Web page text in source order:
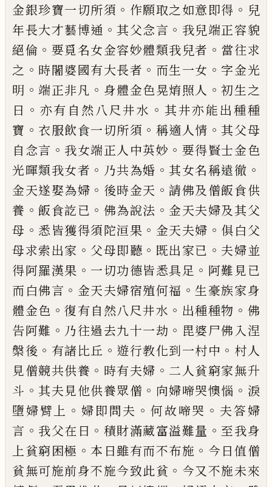
金銀珍寶一切所須 。 作願取之如意即得 。 兒
年長大才藝博通 。其父念言 。 我兒端正容貌
絕倫 。 要覓名女金容妙體類我兒者 。 當往求
之 。 時闍婆國有大長者 。 而生一女 。 字金光
明 。 端正非凡 。 身體金色晃焴照人 。初生之
日 。 亦有自然八尺井水 。 其井亦能出種種
寶 。 衣服飲食一切所須 。 稱適人情 。其父母
自念言 。 我女端正人中英妙 。 要得賢士金色
光暉類我女者 。 乃共為婚 。其女名稱遠徹 。
金天遂娶為婦 。 後時金天 。請佛及僧飯食供
養 。飯食訖已 。 佛為說法 。 金天夫婦及其父
母 。 悉皆獲得須陀洹果 。 金天夫婦 。 俱白父
母求索出家 。 父母即聽 。 既出家已 。 夫婦並
得阿羅漢果 。 一切功德皆悉具足 。 阿難見已
而白佛言 。 金天夫婦宿殖何福 。生豪族家身
體金色 。復有自然八尺井水 。 出種種物 。 佛
告阿難 。 乃往過去九十一劫 。 毘婆尸佛入涅
槃後 。 有諸比丘 。 遊行教化到一村中 。 村人
見僧競共供養 。 時有夫婦 。 二人貧窮家無升
斗 。其夫見他供養眾僧 。 向婦啼哭懊惱 。 淚
墮婦臂上 。 婦即問夫 。 何故啼哭 。 夫答婦
言 。 我父在 日 。 積財滿藏富溢難量 。 至我身
上貧窮困極 。本日雖有而不布施 。 今日值僧
貧無可施前身不施今致此貧 。 今又不施未來